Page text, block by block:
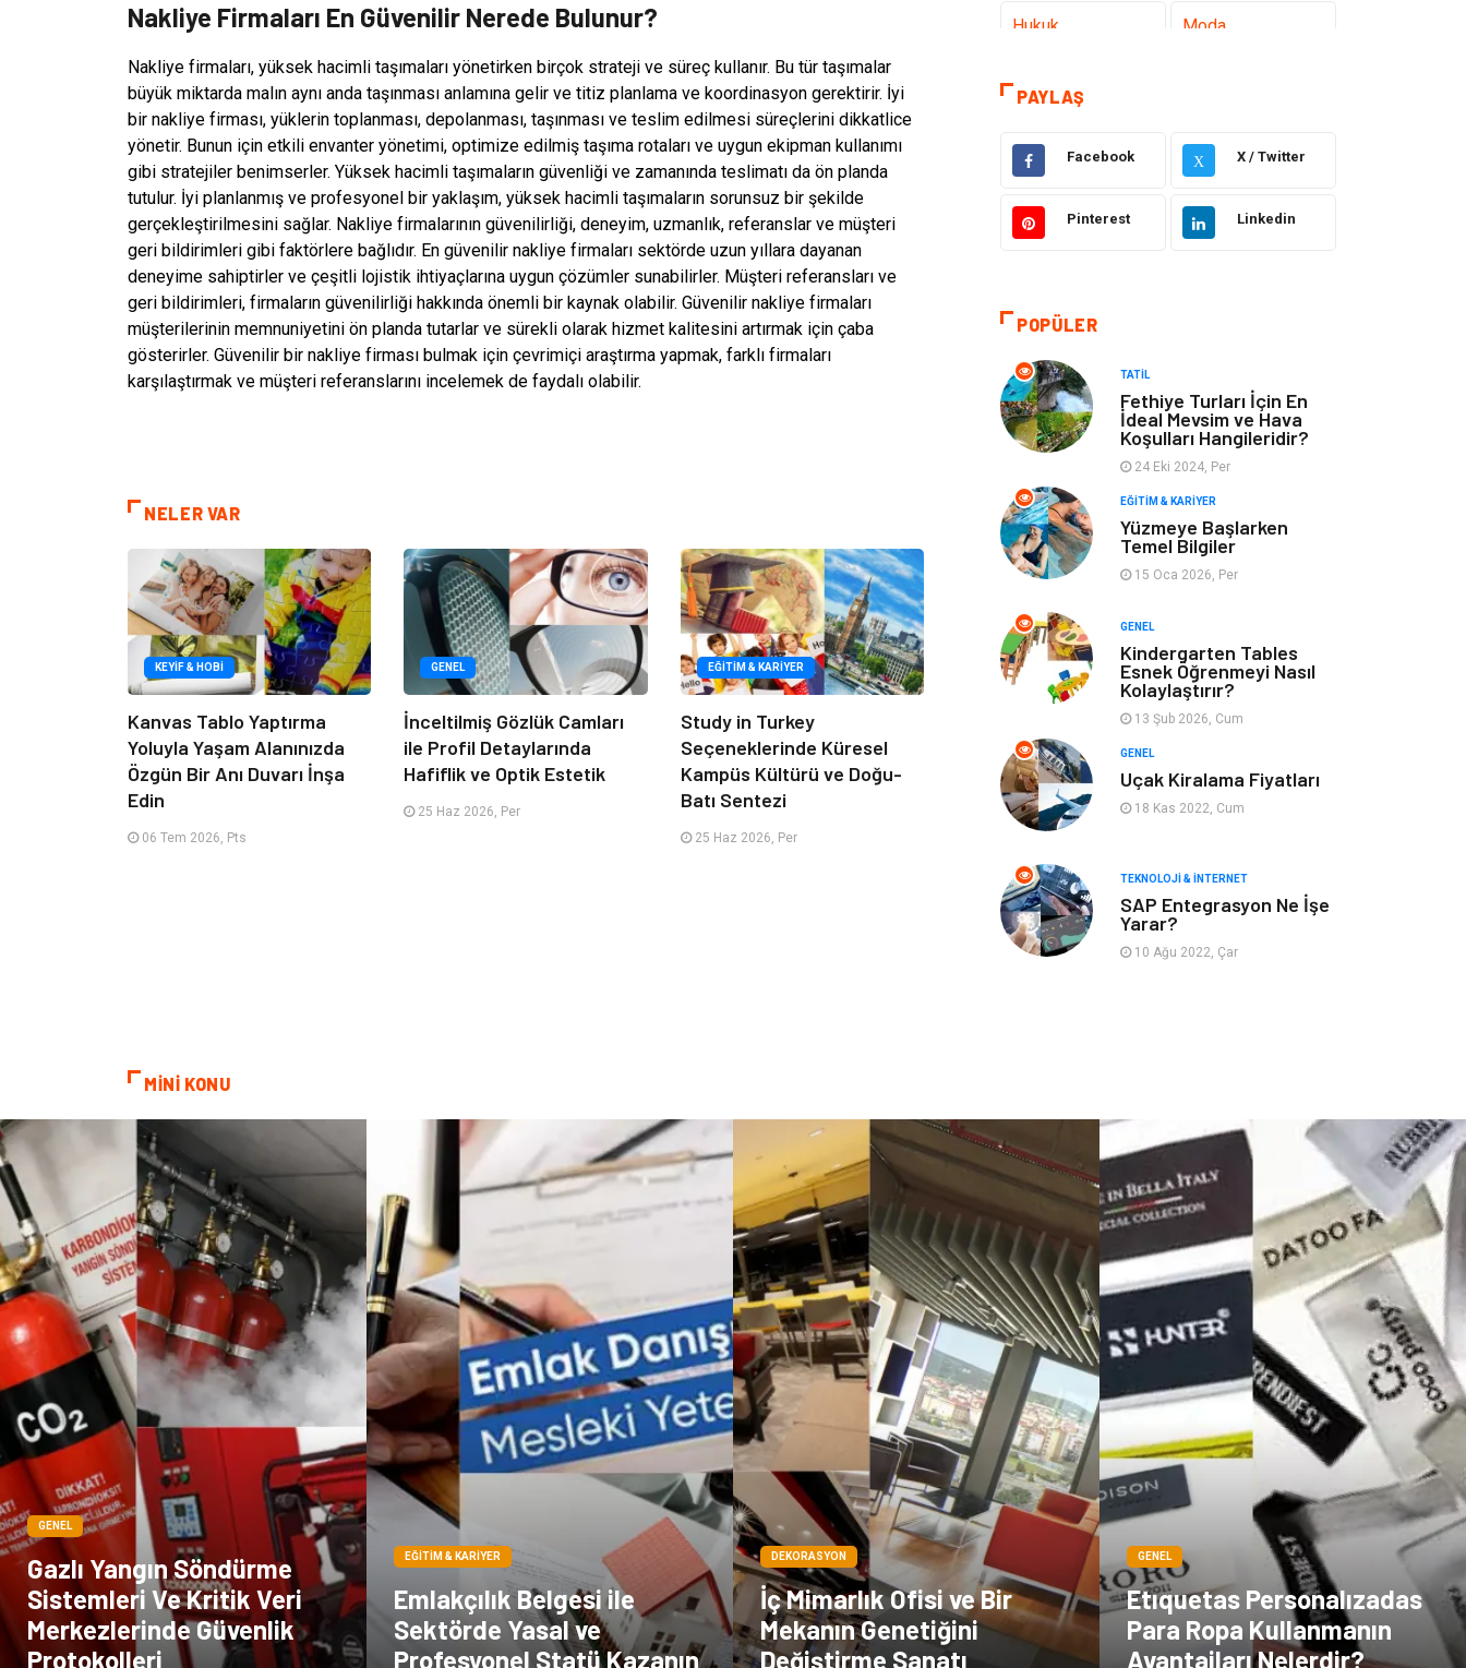
Nakliye Firmaları En Güvenilir Nerede Bulunur?
Nakliye firmaları, yüksek hacimli taşımaları yönetirken birçok strateji ve süreç kullanır. Bu tür taşımalar
büyük miktarda malın aynı anda taşınması anlamına gelir ve titiz planlama ve koordinasyon gerektirir. İyi
bir nakliye firması, yüklerin toplanması, depolanması, taşınması ve teslim edilmesi süreçlerini dikkatlice
yönetir. Bunun için etkili envanter yönetimi, optimize edilmiş taşıma rotaları ve uygun ekipman kullanımı
gibi stratejiler benimserler. Yüksek hacimli taşımaların güvenliği ve zamanında teslimatı da ön planda
tutulur. İyi planlanmış ve profesyonel bir yaklaşım, yüksek hacimli taşımaların sorunsuz bir şekilde
gerçekleştirilmesini sağlar. Nakliye firmalarının güvenilirliği, deneyim, uzmanlık, referanslar ve müşteri
geri bildirimleri gibi faktörlere bağlıdır. En güvenilir nakliye firmaları sektörde uzun yıllara dayanan
deneyime sahiptirler ve çeşitli lojistik ihtiyaçlarına uygun çözümler sunabilirler. Müşteri referansları ve
geri bildirimleri, firmaların güvenilirliği hakkında önemli bir kaynak olabilir. Güvenilir nakliye firmaları
müşterilerinin memnuniyetini ön planda tutarlar ve sürekli olarak hizmet kalitesini artırmak için çaba
gösterirler. Güvenilir bir nakliye firması bulmak için çevrimiçi araştırma yapmak, farklı firmaları
karşılaştırmak ve müşteri referanslarını incelemek de faydalı olabilir.
NELER VAR
KEYIF & HOBI
Kanvas Tablo Yaptırma
Yoluyla Yaşam Alanınızda
Özgün Bir Anı Duvarı İnşa
Edin
06 Tem 2026, Pts
GENEL
İnceltilmiş Gözlük Camları
ile Profil Detaylarında
Hafiflik ve Optik Estetik
25 Haz 2026, Per
EĞITIM & KARIYER
Study in Turkey
Seçeneklerinde Küresel
Kampüs Kültürü ve Doğu-
Batı Sentezi
25 Haz 2026, Per
Hukuk Moda
Gündem
Genel Kültür
Metal Evlilik Rehberi
Finans & Ekonomi
Yeme & İçme Anne & Çocuk
Ev İşleri Gayrimenkul
Organizasyon
Astroloji Aksesuar
Mobilya
Bebek Giyim saç dökülmesi
saç bakımı
kozmetiğin püf
noktaları
Spor Malzemeleri
PAYLAŞ
Facebook X X / Twitter
Pinterest Linkedin
POPÜLER
TATIL
Fethiye Turları İçin En
İdeal Mevsim ve Hava
Koşulları Hangileridir?
24 Eki 2024, Per
EĞITIM & KARIYER
Yüzmeye Başlarken
Temel Bilgiler
15 Oca 2026, Per
GENEL
Kindergarten Tables
Esnek Öğrenmeyi Nasıl
Kolaylaştırır?
13 Şub 2026, Cum
GENEL
Uçak Kiralama Fiyatları
18 Kas 2022, Cum
TEKNOLOJI & İNTERNET
SAP Entegrasyon Ne İşe
Yarar?
10 Ağu 2022, Çar
MİNİ KONU
GENEL
Gazlı Yangın Söndürme
Sistemleri Ve Kritik Veri
Merkezlerinde Güvenlik
Protokolleri
EĞITIM & KARIYER
Emlakçılık Belgesi ile
Sektörde Yasal ve
Profesyonel Statü Kazanın
DEKORASYON
İç Mimarlık Ofisi ve Bir
Mekanın Genetiğini
Değiştirme Sanatı
GENEL
Etıquetas Personalızadas
Para Ropa Kullanmanın
Avantajları Nelerdir?